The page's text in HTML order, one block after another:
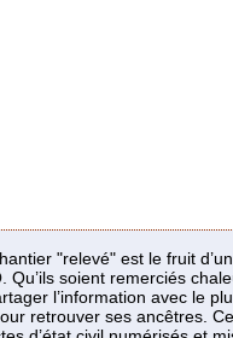
"relevé" est le fruit
Qu’ils soient remerciés
l’information avec le
retrouver ses ancêtres.